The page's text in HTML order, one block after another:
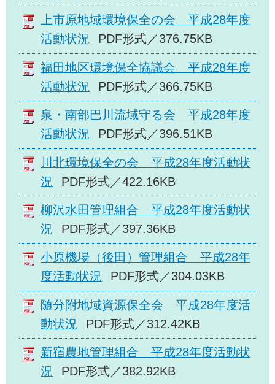
上市原地域環境保全の会 平成28年度
活動状況
PDF形式／376.75KB
福田地区環境保全協議会 平成28年度
活動状況
PDF形式／366.75KB
泉・南部巴川流域守る会 平成28年度
活動状況
PDF形式／396.51KB
川北環境保全の会 平成28年度活動状
況
PDF形式／422.16KB
柳沢水田管理組合 平成28年度活動状
況
PDF形式／397.36KB
小原機場（後田）管理組合 平成28年
度活動状況
PDF形式／304.03KB
随分附地域資源保全会 平成28年度活
動状況
PDF形式／312.42KB
新宿農地管理組合 平成28年度活動状
況
PDF形式／382.92KB